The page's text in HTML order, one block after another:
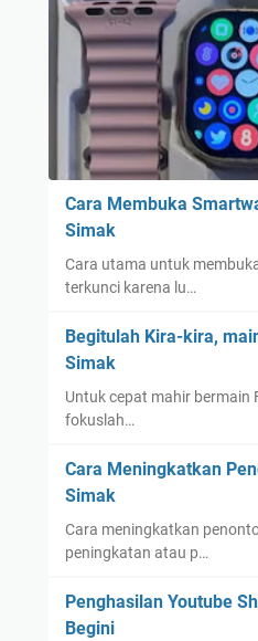
Cara Membuka
Simak
Cara utama untuk
terkunci karena lu…
Begitulah Kira-kira,
Simak
Untuk cepat mahir bermain
fokuslah…
Cara Meningkatkan
Simak
Cara meningkatkan
peningkatan atau p…
Penghasilan Youtube
Begini